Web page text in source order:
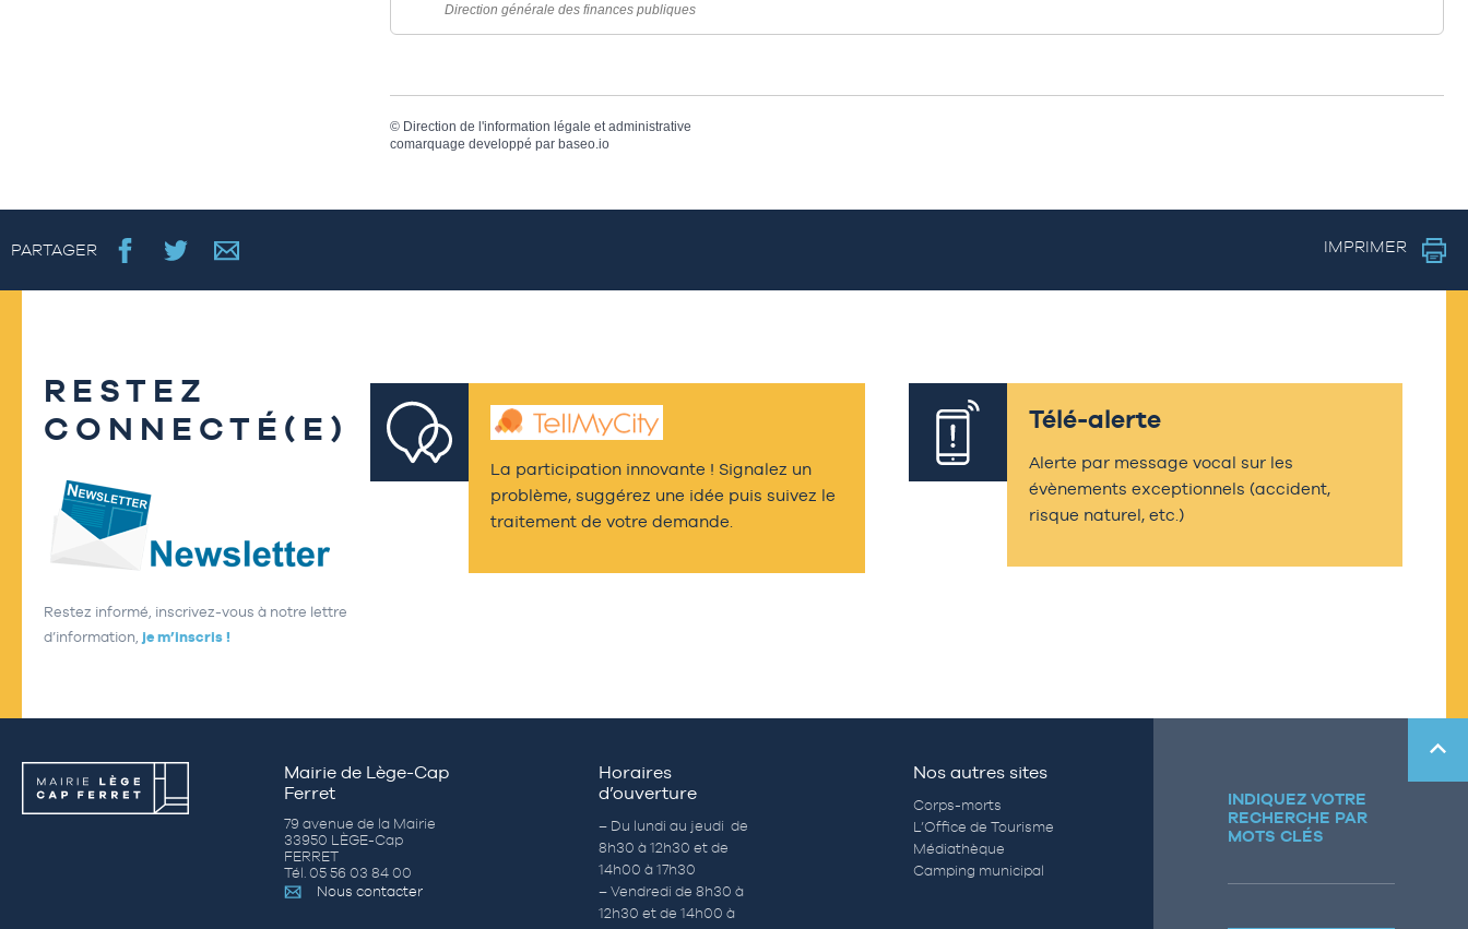
Direction générale des finances publiques
© Direction de l'information légale et administrative
comarquage developpé par baseo.io
PARTAGER IMPRIMER
RESTEZ
CONNECTÉ(E)
Restez informé, inscrivez-vous à notre lettre
d’information, je m’inscris !
La participation innovante ! Signalez un
problème, suggérez une idée puis suivez le
traitement de votre demande.
Télé-alerte
Alerte par message vocal sur les
évènements exceptionnels (accident,
risque naturel, etc.)
Mairie de Lège-Cap
Ferret
79 avenue de la Mairie
33950 LÈGE-Cap
FERRET
Tél. 05 56 03 84 00
Nous contacter
Horaires
d’ouverture
– Du lundi au jeudi de
8h30 à 12h30 et de
14h00 à 17h30
– Vendredi de 8h30 à
12h30 et de 14h00 à
Nos autres sites
Corps-morts
L’Office de Tourisme
Médiathèque
Camping municipal
INDIQUEZ VOTRE
RECHERCHE PAR
MOTS CLÉS